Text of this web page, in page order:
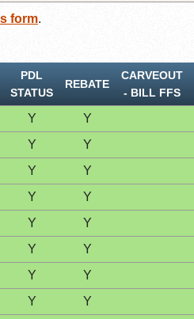
form.
PDL
STATUS
REBATE
CARVEOUT
‐ BILL FFS
Y
Y
Y
Y
Y
Y
Y
Y
Y
Y
Y
Y
Y
Y
Y
Y